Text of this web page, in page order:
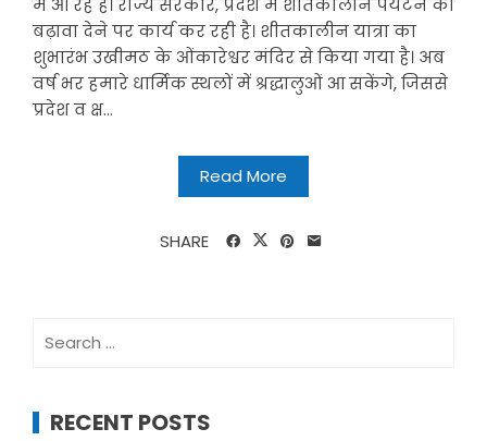
में आ रहे हैं। राज्य सरकार, प्रदेश में शीतकालीन पर्यटन को
बढ़ावा देने पर कार्य कर रही है। शीतकालीन यात्रा का
शुभारंभ उखीमठ के ओंकारेश्वर मंदिर से किया गया है। अब
वर्ष भर हमारे धार्मिक स्थलों में श्रद्धालुओं आ सकेंगे, जिससे
प्रदेश व क्ष...
Read More
SHARE
for:
RECENT POSTS